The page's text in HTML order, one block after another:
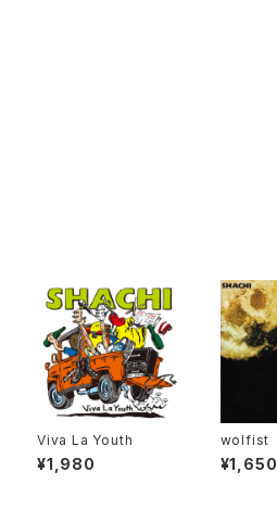
Viva La Youth
¥1,980
wolfist
¥1,650